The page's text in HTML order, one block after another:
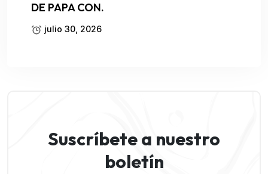
DE PAPA CON.
julio 30, 2026
Suscríbete a nuestro
boletín